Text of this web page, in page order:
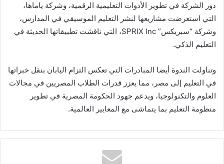
دور الشركة في تطوير الأدوات التعليمية الرقمية، وشركة ياماها،
التي استعرضت مشاريعها لنشر التعليم الموسيقي في المدارس،
وشركة “سبريكس” SPRIX Inc، التي ناقشت تطبيقاتها الحديثة في
التعليم الذكي.
وتناولت الندوة أيضا المبادرات التي تعكس التزام اليابان بنقل خبراتها
في التعليم إلى مصر، مما يعزز قدرات الطلاب المصريين في مجالات
العلوم والتكنولوجيا، ويدعم جهود الحكومة المصرية في تطوير
منظومة التعليم بما يتماشى مع المعايير العالمية.